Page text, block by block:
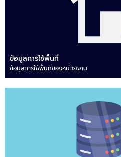
ข้อมูลการใช้พื้นที่
ข้อมูลการใช้พื้นที่ของหน่วยงาน